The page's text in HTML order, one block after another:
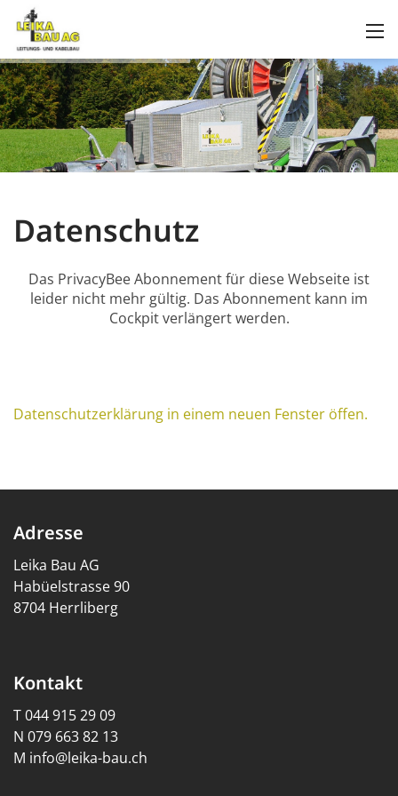
Datenschutz
Das PrivacyBee Abonnement für diese Webseite ist
leider nicht mehr gültig. Das Abonnement kann im
Cockpit verlängert werden.
Datenschutzerklärung in einem neuen Fenster öffen.
Adresse
Leika Bau AG
Habüelstrasse 90
8704 Herrliberg
Kontakt
T044 915 29 09
N 079 663 82 13
M info@leika-bau.ch